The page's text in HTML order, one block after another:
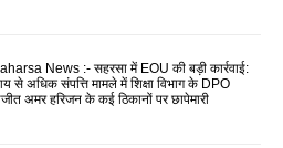
News :- सहरसा में EOU की बड़ी कार्रवाई:
से अधिक संपत्ति मामले में शिक्षा विभाग के DPO
अमर हरिजन के कई ठिकानों पर छापेमारी